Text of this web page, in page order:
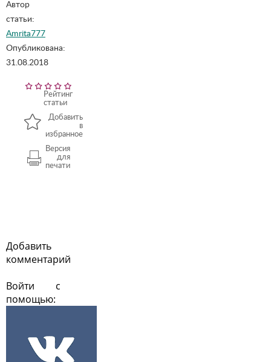
Автор
статьи:
Amrita777
Опубликована:
31.08.2018
Рейтинг
статьи
Добавить
в
избранное
Версия
для
печати
Добавить
комментарий
Войти с
помощью: